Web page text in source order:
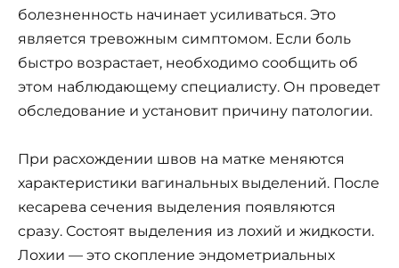
болезненность начинает усиливаться. Это
является тревожным симптомом. Если боль
быстро возрастает, необходимо сообщить об
этом наблюдающему специалисту. Он проведет
обследование и установит причину патологии.
При расхождении швов на матке меняются
характеристики вагинальных выделений. После
кесарева сечения выделения появляются
сразу. Состоят выделения из лохий и жидкости.
Лохии — это скопление эндометриальных